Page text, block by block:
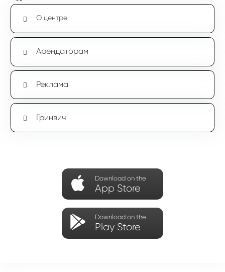
О центре
Арендаторам
Реклама
Гринвич
Download on the
App Store
Download on the
Play Store